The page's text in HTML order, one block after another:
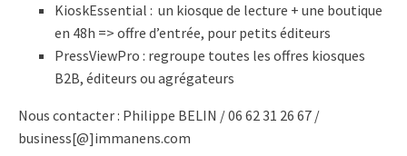
KioskEssential : un kiosque de lecture + une boutique
en 48h => offre d’entrée, pour petits éditeurs
PressViewPro : regroupe toutes les offres kiosques
B2B, éditeurs ou agrégateurs
Nous contacter : Philippe BELIN / 06 62 31 26 67 /
business[@]immanens.com